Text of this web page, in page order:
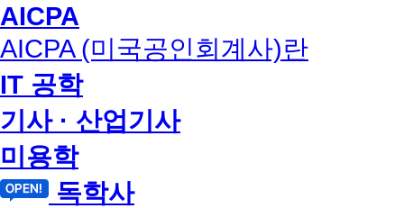
AICPA
AICPA (미국공인회계사)란
IT 공학
기사 · 산업기사
미용학
독학사